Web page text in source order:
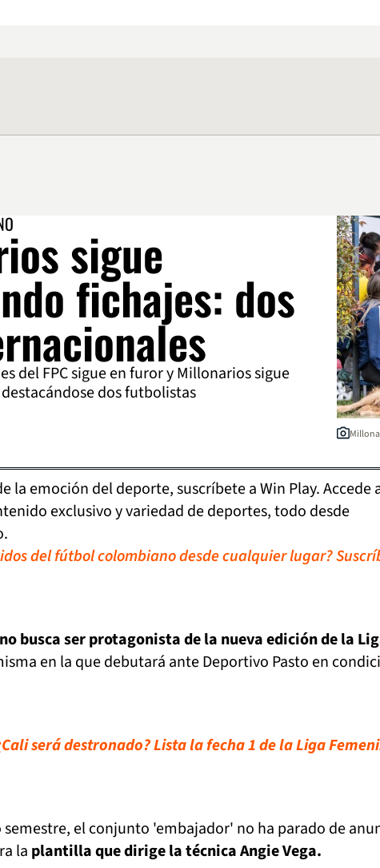
sigue
fichajes: dos
del FPC sigue en furor y Millonarios sigue
dos futbolistas
la emoción del deporte, suscríbete a Win Play. Accede
exclusivo y variedad de deportes, todo desde
del fútbol colombiano desde cualquier lugar?
busca ser protagonista de la nueva edición de la
en la que debutará ante Deportivo Pasto en
será destronado? Lista la fecha 1 de la Liga
semestre, el conjunto 'embajador' no ha parado de
la plantilla que dirige la técnica Angie Vega.